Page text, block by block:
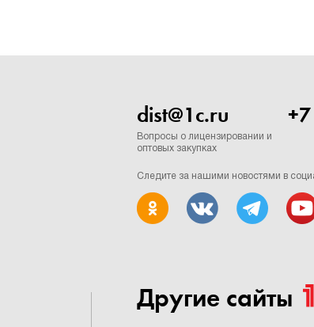
dist@1c.ru
Вопросы о лицензировании и
оптовых закупках
Следите за нашими новостями в
Другие сайты